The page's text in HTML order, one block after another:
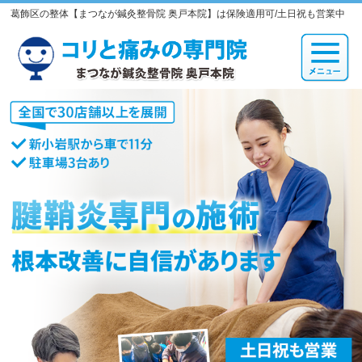
葛飾区の整体【まつなが鍼灸整骨院 奥戸本院】は保険適用可/土日祝も営業中